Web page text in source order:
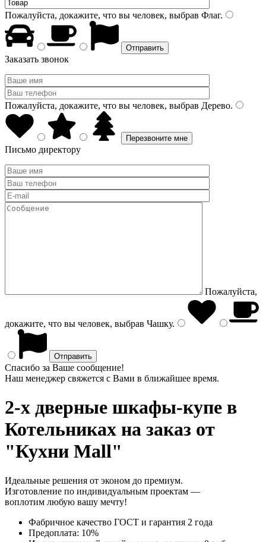
Пожалуйста, докажите, что вы человек, выбрав Флаг.
Заказать звонок
Пожалуйста, докажите, что вы человек, выбрав Дерево.
Письмо директору
Пожалуйста,
докажите, что вы человек, выбрав Чашку.
Спасибо за Ваше сообщение!
Наш менеджер свяжется с Вами в ближайшее время.
2-х дверные шкафы-купе в
Котельниках на заказ от
"Кухни Mall"
Идеальные решения от эконом до премиум.
Изготовление по индивидуальным проектам —
воплотим любую вашу мечту!
Фабричное качество ГОСТ и гарантия 2 года
Предоплата: 10%